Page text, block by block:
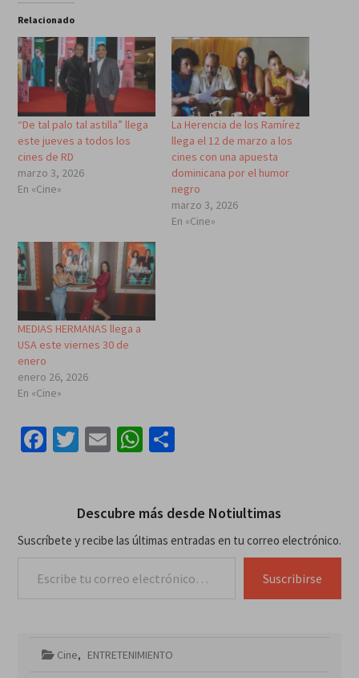
Relacionado
“De tal palo tal astilla” llega
este jueves a todos los
cines de RD
marzo 3, 2026
En «Cine»
La Herencia de los Ramírez
llega el 12 de marzo a los
cines con una apuesta
dominicana por el humor
negro
marzo 3, 2026
En «Cine»
MEDIAS HERMANAS llega a
USA este viernes 30 de
enero
enero 26, 2026
En «Cine»
Facebook
Twitter
EmailWhatsApp
Compartir
Descubre más desde Notiultimas
Suscríbete y recibe las últimas entradas en tu correo electrónico.
Suscribirse
Cine, ENTRETENIMIENTO